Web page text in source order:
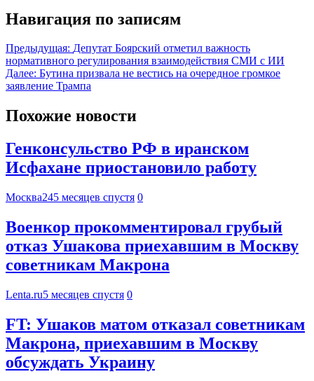
Навигация по записям
Предыдущая: Депутат Боярский отметил важность
нормативного регулирования взаимодействия СМИ с ИИ
Далее: Бутина призвала не вестись на очередное громкое
заявление Трампа
Похожие новости
Генконсульство РФ в иранском
Исфахане приостановило работу
Москва245 месяцев спустя 0
Военкор прокомментировал грубый
отказ Ушакова приехавшим в Москву
советникам Макрона
Lenta.ru5 месяцев спустя 0
FT: Ушаков матом отказал советникам
Макрона, приехавшим в Москву
обсуждать Украину